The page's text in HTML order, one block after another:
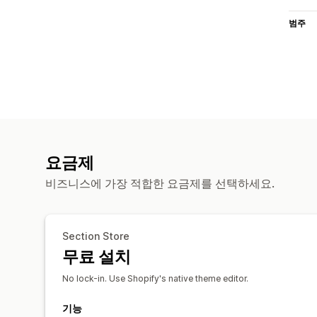
범주
요금제
비즈니스에 가장 적합한 요금제를 선택하세요.
Section Store
무료 설치
No lock-in. Use Shopify's native theme editor.
기능